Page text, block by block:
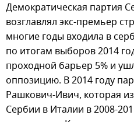
Демократическая партия
возглавлял экс-премьер
многие годы входила в
по итогам выборов 2014
проходной барьер 5% и
оппозицию. В 2014 году
Рашкович-Ивич, которая
Сербии в Италии в 2008-